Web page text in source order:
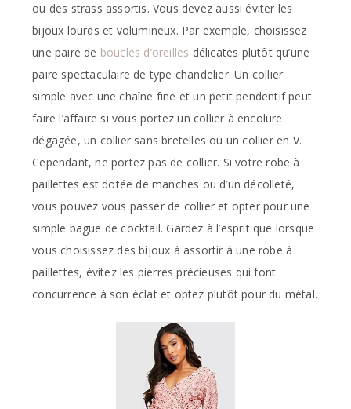
ou des strass assortis. Vous devez aussi éviter les
bijoux lourds et volumineux. Par exemple, choisissez
une paire de boucles d’oreilles délicates plutôt qu’une
paire spectaculaire de type chandelier. Un collier
simple avec une chaîne fine et un petit pendentif peut
faire l’affaire si vous portez un collier à encolure
dégagée, un collier sans bretelles ou un collier en V.
Cependant, ne portez pas de collier. Si votre robe à
paillettes est dotée de manches ou d’un décolleté,
vous pouvez vous passer de collier et opter pour une
simple bague de cocktail. Gardez à l’esprit que lorsque
vous choisissez des bijoux à assortir à une robe à
paillettes, évitez les pierres précieuses qui font
concurrence à son éclat et optez plutôt pour du métal.